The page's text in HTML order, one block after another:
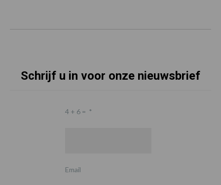
Schrijf u in voor onze nieuwsbrief
4 + 6 = *
Email